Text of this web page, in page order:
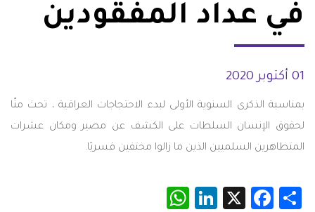
في عداد المفقودين
01 أكتوبر 2020
بمناسبة الذكرى السنوية الأولى لبدء الاحتجاجات العراقية ، تحث منّا
لحقوق الإنسان السلطات على الكشف عن مصير ومكان عشرات
المتظاهرين السلميين الذين ما زالوا مختفين قسريًا.
Share
Facebook
X
LinkedIn